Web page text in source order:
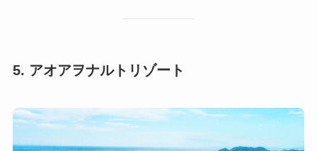
5. アオアヲナルトリゾート